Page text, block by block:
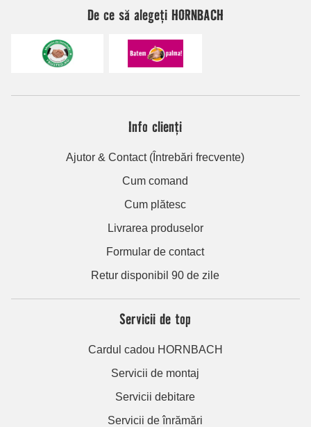
De ce să alegeți HORNBACH
Info clienți
Ajutor & Contact (Întrebări frecvente)
Cum comand
Cum plătesc
Livrarea produselor
Formular de contact
Retur disponibil 90 de zile
Servicii de top
Cardul cadou HORNBACH
Servicii de montaj
Servicii debitare
Servicii de înrămări